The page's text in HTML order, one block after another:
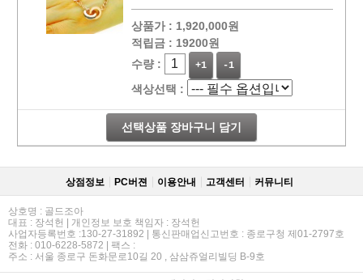
상품가 : 1,920,000원
적립금 : 19200원
수량 :
+1 -1
색상선택 :
선택상품 장바구니 담기
상점정보 PC버젼 이용안내 고객센터 커뮤니티
상호명 : 골드조아
대표 : 장석헌 | 개인정보 보호 책임자 : 장석헌
사업자등록번호 :130-27-31892 | 통신판매업신고번호 : 종로구청 제01-2797호
전화 : 010-6228-5872 | 팩스 :
주소 : 서울 종로구 돈화문로10길 20 , 삼삼쥬얼리빌딩 B-9호